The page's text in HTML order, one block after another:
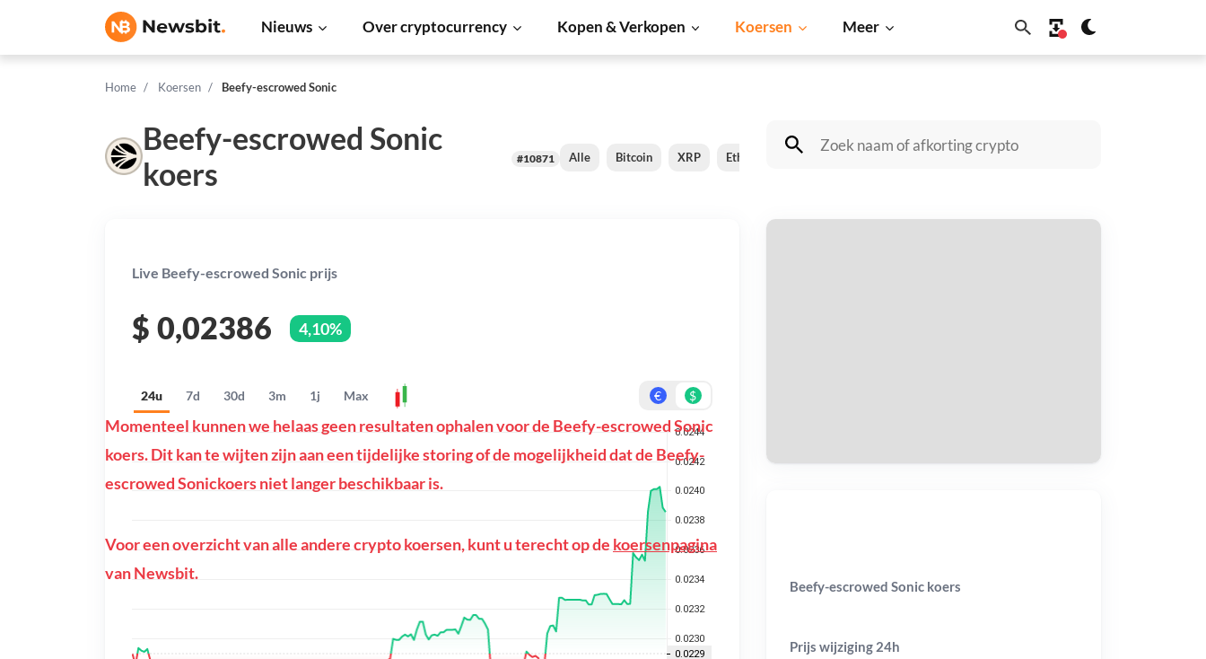
Nieuws Over cryptocurrency Kopen & Verkopen Koersen Meer
Home Koersen Beefy-escrowed Sonic
Beefy-escrowed Sonic
koers
#10871 Alle Bitcoin XRP Ethereum Cardano Dogecoin
Live Beefy-escrowed Sonic prijs
$ 0,02386 4,10%
24u 7d 30d 3m 1j Max € $
Momenteel kunnen we helaas geen resultaten ophalen voor de Beefy-escrowed Sonic
koers. Dit kan te wijten zijn aan een tijdelijke storing of de mogelijkheid dat de Beefy-
escrowed Sonickoers niet langer beschikbaar is.
Voor een overzicht van alle andere crypto koersen, kunt u terecht op de koersenpagina
van Newsbit.
Beefy-escrowed Sonic koers
Prijs wijziging 24h